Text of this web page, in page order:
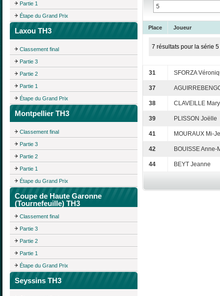
Partie 1
Étape du Grand Prix
Laxou TH3
Classement final
Partie 3
Partie 2
Partie 1
Étape du Grand Prix
Montpellier TH3
Classement final
Partie 3
Partie 2
Partie 1
Étape du Grand Prix
Coupe de Haute Garonne
(Tournefeuille) TH3
Classement final
Partie 3
Partie 2
Partie 1
Étape du Grand Prix
Seyssins TH3
Place Joueur
7 résultats pour la série 5
31 SFORZA
37
38 CLAVEILLE
39 PLISSON Joëlle
41 MOURAUX Mi-
42 BOUISSE Anne-
44 BEYT Jeanne